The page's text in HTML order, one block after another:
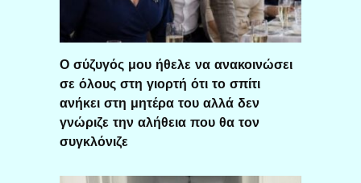
Ο σύζυγός μου ήθελε να ανακοινώσει
σε όλους στη γιορτή ότι το σπίτι
ανήκει στη μητέρα του αλλά δεν
γνώριζε την αλήθεια που θα τον
συγκλόνιζε